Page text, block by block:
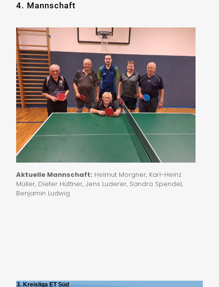
4. Mannschaft
Aktuelle Mannschaft: Helmut Morgner, Karl-Heinz
Müller, Dieter Hüttner, Jens Luderer, Sandra Spendel,
Benjamin Ludwig